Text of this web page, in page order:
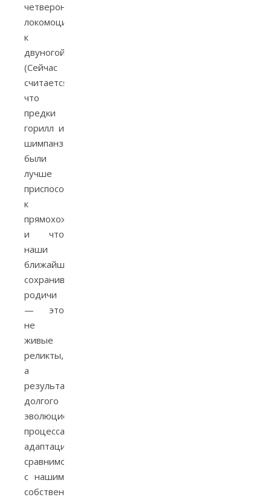
четвероногой
локомоции
к
двуногой.
(Сейчас
считается,
что
предки
горилл и
шимпанзе
были
лучше
приспособлены
к
прямохождению,
и что
наши
ближайшие
сохранившиеся
родичи
— это
не
живые
реликты,
а
результат
долгого
эволюционного
процесса
адаптации,
сравнимого
с нашим
собственным,